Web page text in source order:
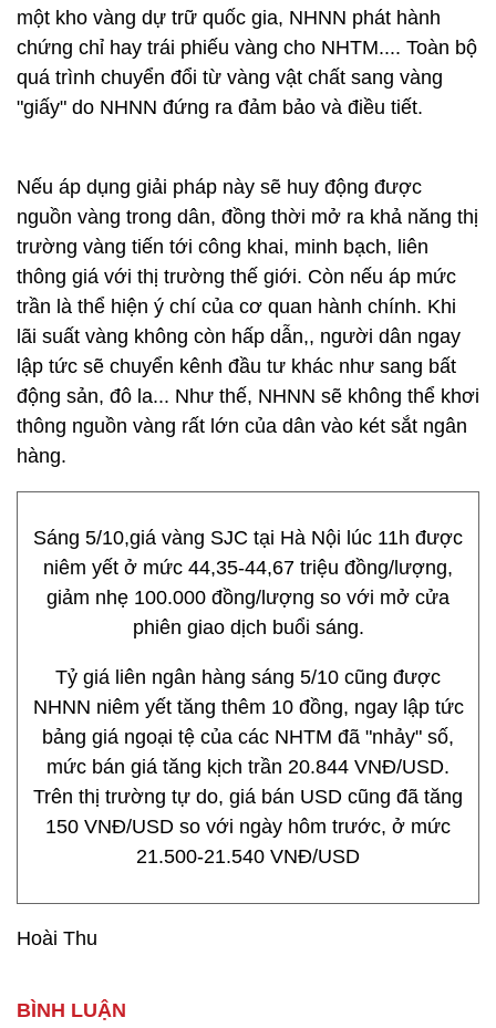
một kho vàng dự trữ quốc gia, NHNN phát hành
chứng chỉ hay trái phiếu vàng cho NHTM.... Toàn bộ
quá trình chuyển đổi từ vàng vật chất sang vàng
"giấy" do NHNN đứng ra đảm bảo và điều tiết.
Nếu áp dụng giải pháp này sẽ huy động được
nguồn vàng trong dân, đồng thời mở ra khả năng thị
trường vàng tiến tới công khai, minh bạch, liên
thông giá với thị trường thế giới. Còn nếu áp mức
trần là thể hiện ý chí của cơ quan hành chính. Khi
lãi suất vàng không còn hấp dẫn,, người dân ngay
lập tức sẽ chuyển kênh đầu tư khác như sang bất
động sản, đô la... Như thế, NHNN sẽ không thể khơi
thông nguồn vàng rất lớn của dân vào két sắt ngân
hàng.
Sáng 5/10,giá vàng SJC tại Hà Nội lúc 11h được
niêm yết ở mức 44,35-44,67 triệu đồng/lượng,
giảm nhẹ 100.000 đồng/lượng so với mở cửa
phiên giao dịch buổi sáng.
Tỷ giá liên ngân hàng sáng 5/10 cũng được
NHNN niêm yết tăng thêm 10 đồng, ngay lập tức
bảng giá ngoại tệ của các NHTM đã "nhảy" số,
mức bán giá tăng kịch trần 20.844 VNĐ/USD.
Trên thị trường tự do, giá bán USD cũng đã tăng
150 VNĐ/USD so với ngày hôm trước, ở mức
21.500-21.540 VNĐ/USD
Hoài Thu